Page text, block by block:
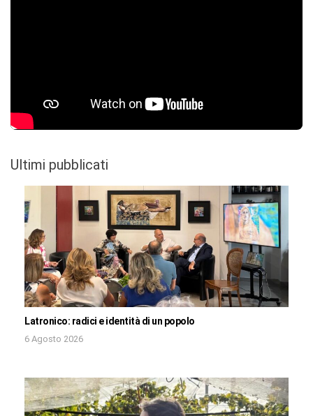
Ultimi pubblicati
Latronico: radici e identità di un popolo
6 Agosto 2026